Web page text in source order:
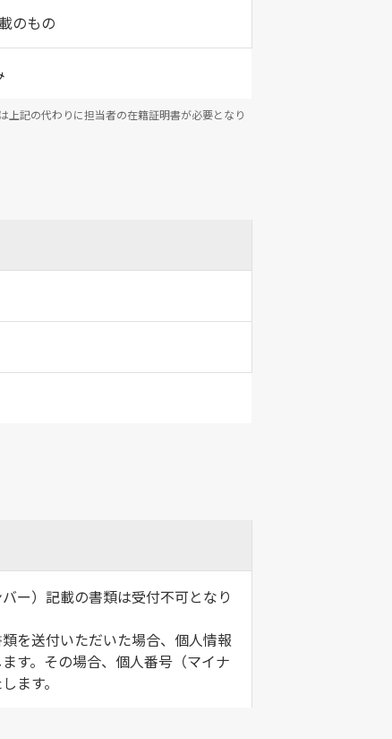
のもの
上記の代わりに担当者の在籍証明書が必要となり
ー）記載の書類は受付不可となり
を送付いただいた場合、個人情報
す。その場合、個人番号（マイナ
ます。